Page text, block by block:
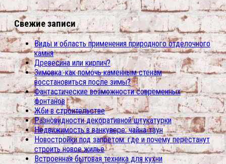
Свежие записи
Виды и область применения природного отделочного
камня
Древесина или кирпич?
Зимовка: как помочь каменным стенам
восстановиться после зимы?
Фантастические возможности современных
фонтанов
Жби в строительстве
Разновидности декоративной штукатурки
Недвижимость в ванкувере: чайна-таун
Новостройки под запретом: где и почему перестанут
строить новое жилье
Встроенная бытовая техника для кухни